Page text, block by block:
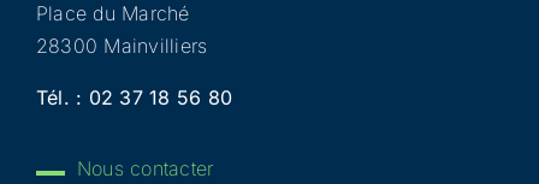
Place du Marché
28300 Mainvilliers
Tél. : 02 37 18 56 80
Nous contacter